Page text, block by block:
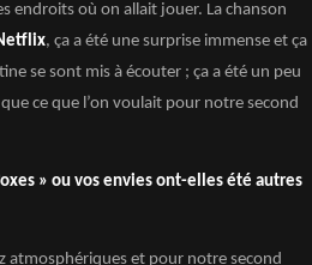
endroits où on allait jouer. La chanson
, ça a été une surprise immense et ça
se sont mis à écouter ; ça a été un peu
ce que l’on voulait pour notre second
» ou vos envies ont-elles été autres
atmosphériques et pour notre second